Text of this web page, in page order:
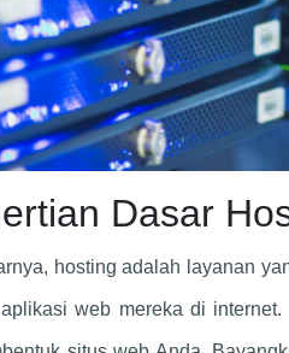
Dasar
hosting adalah layanan
web mereka di